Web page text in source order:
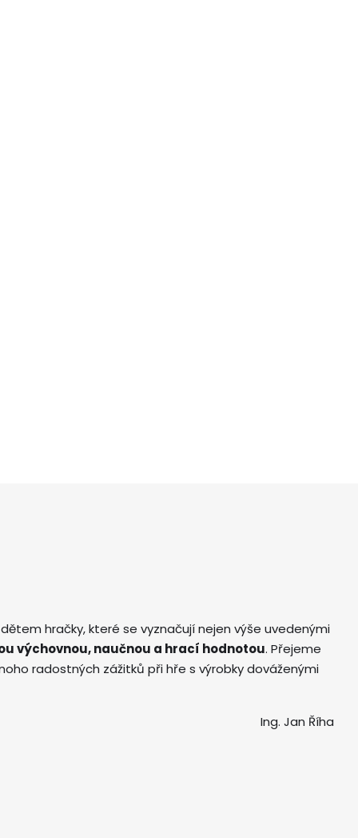
hračky, které se vyznačují nejen výše uvedenými
výchovnou, naučnou a hrací hodnotou. Přejeme
radostných zážitků při hře s výrobky dováženými
Ing. Jan Říha